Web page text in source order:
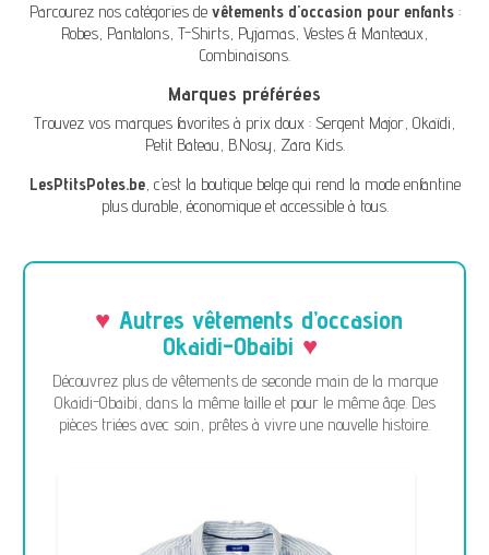
Parcourez nos catégories de vêtements d'occasion pour enfants:
Robes, Pantalons, T-Shirts, Pyjamas, Vestes & Manteaux,
Combinaisons.
Marques préférées
Trouvez vos marques favorites à prix doux : Sergent Major, Okaïdi,
Petit Bateau, B.Nosy, Zara Kids.
LesPtitsPotes.be, c’est la boutique belge qui rend la mode enfantine
plus durable, économique et accessible à tous.
Autres vêtements d’occasion
Okaidi-Obaibi
Découvrez plus de vêtements de seconde main de la marque
Okaidi-Obaibi, dans la même taille et pour le même âge. Des
pièces triées avec soin, prêtes à vivre une nouvelle histoire.